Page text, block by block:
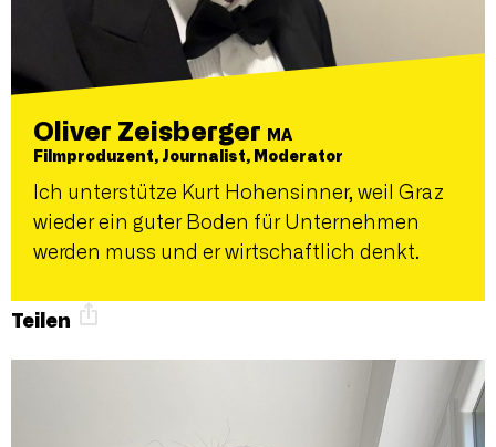
Oliver Zeisberger
MA
Filmproduzent, Journalist, Moderator
Ich unterstütze Kurt Hohensinner, weil Graz
wieder ein guter Boden für Unternehmen
werden muss und er wirtschaftlich denkt.
Teilen